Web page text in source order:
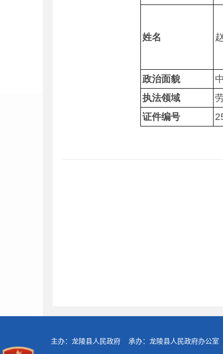
姓名
政治面貌
执法领域
证件编号